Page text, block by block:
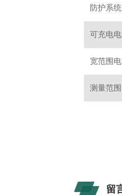
防护系统
可充电
宽范围
测量范
留